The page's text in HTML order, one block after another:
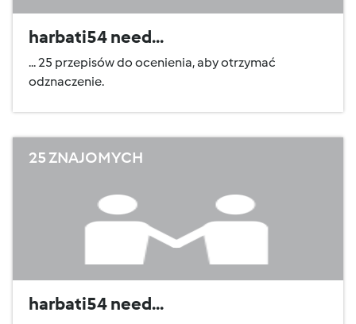
harbati54 need...
... 25 przepisów do ocenienia, aby otrzymać
odznaczenie.
25 ZNAJOMYCH
harbati54 need...